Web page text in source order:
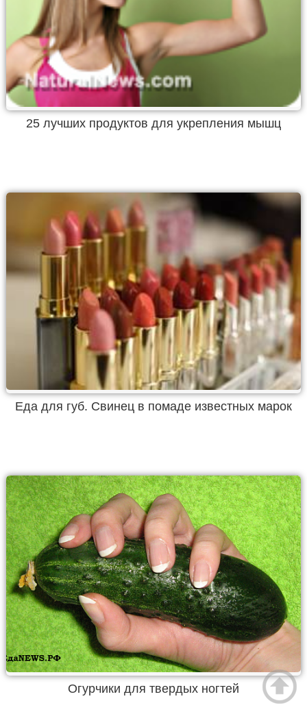
25 лучших продуктов для укрепления мышц
Еда для губ. Свинец в помаде известных марок
Огурчики для твердых ногтей